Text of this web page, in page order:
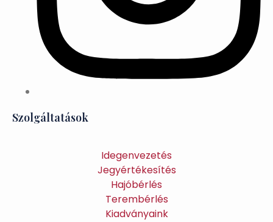
Szolgáltatások
Idegenvezetés
Jegyértékesítés
Hajóbérlés
Terembérlés
Kiadványaink